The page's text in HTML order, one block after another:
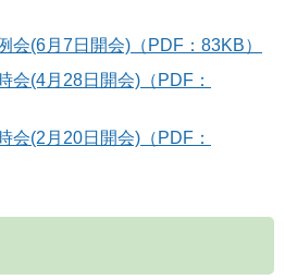
会(6月7日開会)（PDF：83KB）
会(4月28日開会)（PDF：
会(2月20日開会)（PDF：